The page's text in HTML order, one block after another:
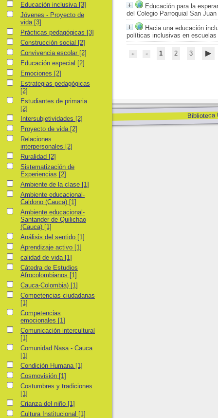
Educación para la
del Colegio Parroquial San
Hacia una educación
políticas inclusivas en escuelas
1 2 3
Biblioteca
Educación inclusiva
Educación inclusiva [3]
Jóvenes - Proyecto de vida
Jóvenes - Proyecto de
vida [3]
Prácticas pedagógicas
Prácticas pedagógicas [3]
Construcción social
Construcción social [2]
Convivencia escolar
Convivencia escolar [2]
Educación especial
Educación especial [2]
Emociones
Emociones [2]
Estrategias pedagógicas
Estrategias pedagógicas
[2]
Estudiantes de primaria
Estudiantes de primaria
[2]
Intersubjetividades
Intersubjetividades [2]
Proyecto de vida
Proyecto de vida [2]
Relaciones interpersonales
Relaciones
interpersonales [2]
RuralidadRuralidad [2]
Sistematización de Experiencias
Sistematización de
Experiencias [2]
Ambiente de la clase
Ambiente de la clase [1]
Ambiente educacional-Caldono (Cauca)
Ambiente educacional-
Caldono (Cauca) [1]
Ambiente educacional-Santander de Quilichao (Cauca)
Ambiente educacional-
Santander de Quilichao
(Cauca) [1]
Análisis del sentido
Análisis del sentido [1]
Aprendizaje activo
Aprendizaje activo [1]
calidad de vida
calidad de vida [1]
Cátedra de Estudios Afrocolombianos
Cátedra de Estudios
Afrocolombianos [1]
Cauca-Colombia)
Cauca-Colombia) [1]
Competencias ciudadanas
Competencias ciudadanas
[1]
Competencias emocionales
Competencias
emocionales [1]
Comunicación intercultural
Comunicación intercultural
[1]
Comunidad Nasa - Cauca
Comunidad Nasa - Cauca
[1]
Condición Humana
Condición Humana [1]
Cosmovisión
Cosmovisión [1]
Costumbres y tradiciones
Costumbres y tradiciones
[1]
Crianza del niño
Crianza del niño [1]
Cultura Institucional
Cultura Institucional [1]